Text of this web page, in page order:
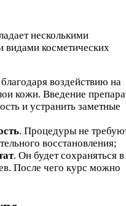
несколькими
косметических
благодаря воздействию на
кожи. Введение
и устранить заметные
. Процедуры не
восстановления;
. Он будет сохраняться в
После чего курс можно